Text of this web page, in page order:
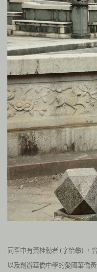
同輩中有黃桂勳者 (字怡攀) ，
以及創辦華僑中學的愛國華僑